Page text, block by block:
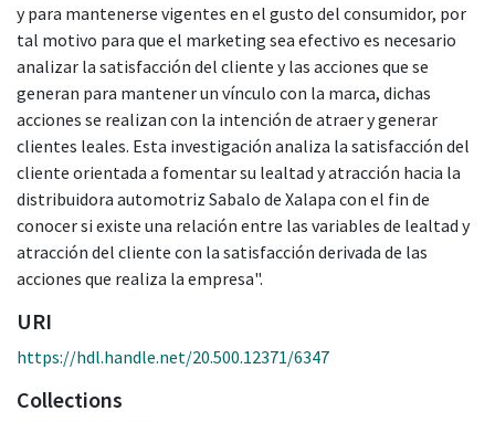
y para mantenerse vigentes en el gusto del consumidor, por
tal motivo para que el marketing sea efectivo es necesario
analizar la satisfacción del cliente y las acciones que se
generan para mantener un vínculo con la marca, dichas
acciones se realizan con la intención de atraer y generar
clientes leales. Esta investigación analiza la satisfacción del
cliente orientada a fomentar su lealtad y atracción hacia la
distribuidora automotriz Sabalo de Xalapa con el fin de
conocer si existe una relación entre las variables de lealtad y
atracción del cliente con la satisfacción derivada de las
acciones que realiza la empresa".
URI
https://hdl.handle.net/20.500.12371/6347
Collections